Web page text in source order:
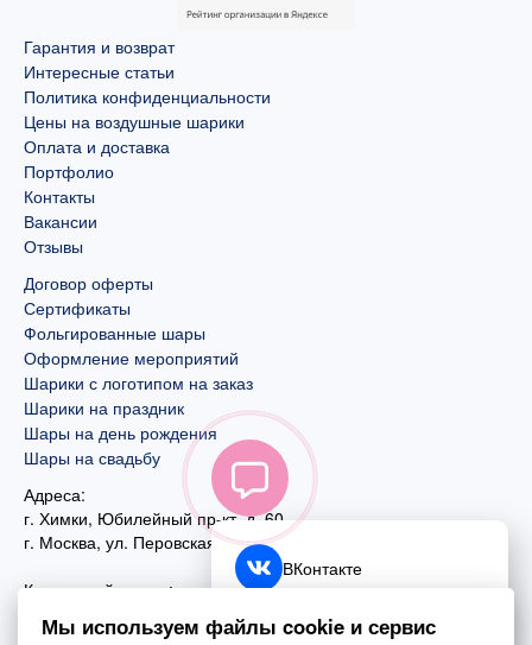
Гарантия и возврат
Интересные статьи
Политика конфиденциальности
Цены на воздушные шарики
Оплата и доставка
Портфолио
Контакты
Вакансии
Отзывы
Договор оферты
Сертификаты
Фольгированные шары
Оформление мероприятий
Шарики с логотипом на заказ
Шарики на праздник
Шары на день рождения
Шары на свадьбу
Адреса:
г. Химки, Юбилейный пр-кт, д. 60
г. Москва, ул. Перовская, д. 59
Контактный номер:
+7 (495) 970-44-75
ВКонтакте
Telegram
Мы используем файлы cookie и сервис